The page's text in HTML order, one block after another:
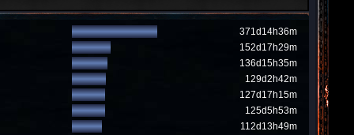
371d14h36m
152d17h29m
136d15h35m
129d2h42m
127d17h15m
125d5h53m
112d13h49m